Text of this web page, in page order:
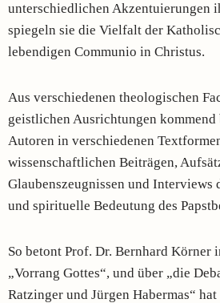
unterschiedlichen Akzentuierungen
spiegeln sie die Vielfalt der
lebendigen Communio in Christus.
Aus verschiedenen theologischen
geistlichen Ausrichtungen kommend
Autoren in verschiedenen
wissenschaftlichen Beiträgen,
Glaubenszeugnissen und Interviews
und spirituelle Bedeutung des
So betont Prof. Dr. Bernhard Körner
„Vorrang Gottes“, und über „die
Ratzinger und Jürgen Habermas“